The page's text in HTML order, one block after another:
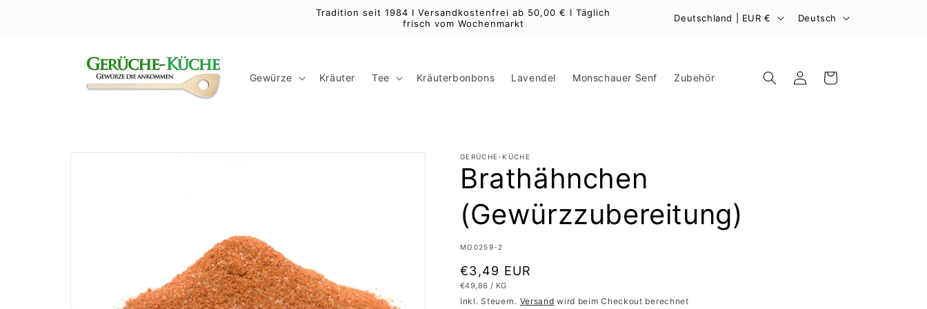
Tradition seit 1984 I Versandkostenfrei ab 50,00 € I Täglich
frisch vom Wochenmarkt
L
d
o
n
Deutschland | EUR €
S
a
Deutsch
Gewürze Kräuter Tee Kräuterbonbons Lavendel Monschauer Senf Zubehör EinloggenWarenkorb
Zu
GERÜCHE-KÜCHE
Brathähnchen
(Gewürzzubereitung)
SKU:
MO0259-2
Normaler
Preis
€3,49 EUR
GRUNDPREIS
€49,86 / PRO
KG
Inkl. Steuern. Versand wird beim Checkout berechnet